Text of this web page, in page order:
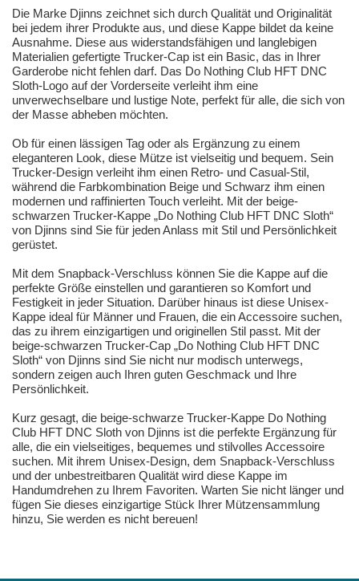
Die Marke Djinns zeichnet sich durch Qualität und Originalität
bei jedem ihrer Produkte aus, und diese Kappe bildet da keine
Ausnahme. Diese aus widerstandsfähigen und langlebigen
Materialien gefertigte Trucker-Cap ist ein Basic, das in Ihrer
Garderobe nicht fehlen darf. Das Do Nothing Club HFT DNC
Sloth-Logo auf der Vorderseite verleiht ihm eine
unverwechselbare und lustige Note, perfekt für alle, die sich von
der Masse abheben möchten.
Ob für einen lässigen Tag oder als Ergänzung zu einem
eleganteren Look, diese Mütze ist vielseitig und bequem. Sein
Trucker-Design verleiht ihm einen Retro- und Casual-Stil,
während die Farbkombination Beige und Schwarz ihm einen
modernen und raffinierten Touch verleiht. Mit der beige-
schwarzen Trucker-Kappe „Do Nothing Club HFT DNC Sloth“
von Djinns sind Sie für jeden Anlass mit Stil und Persönlichkeit
gerüstet.
Mit dem Snapback-Verschluss können Sie die Kappe auf die
perfekte Größe einstellen und garantieren so Komfort und
Festigkeit in jeder Situation. Darüber hinaus ist diese Unisex-
Kappe ideal für Männer und Frauen, die ein Accessoire suchen,
das zu ihrem einzigartigen und originellen Stil passt. Mit der
beige-schwarzen Trucker-Cap „Do Nothing Club HFT DNC
Sloth“ von Djinns sind Sie nicht nur modisch unterwegs,
sondern zeigen auch Ihren guten Geschmack und Ihre
Persönlichkeit.
Kurz gesagt, die beige-schwarze Trucker-Kappe Do Nothing
Club HFT DNC Sloth von Djinns ist die perfekte Ergänzung für
alle, die ein vielseitiges, bequemes und stilvolles Accessoire
suchen. Mit ihrem Unisex-Design, dem Snapback-Verschluss
und der unbestreitbaren Qualität wird diese Kappe im
Handumdrehen zu Ihrem Favoriten. Warten Sie nicht länger und
fügen Sie dieses einzigartige Stück Ihrer Mützensammlung
hinzu, Sie werden es nicht bereuen!